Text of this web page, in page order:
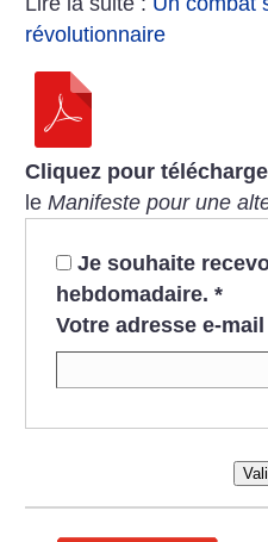
révolutionnaire
Cliquez pour
leManifeste pour une
Je souhaite
hebdomadaire. *
Votre adresse e-mail